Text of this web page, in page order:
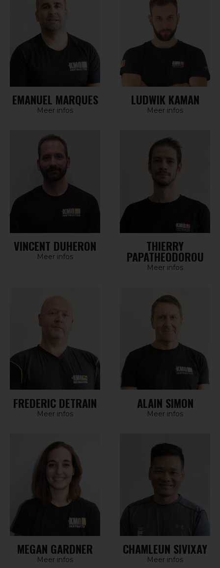
EMANUEL MARQUES
Meer infos
LUDWIK KAMAN
Meer infos
VINCENT DUHERON
Meer infos
THIERRY
PAPATHEODOROU
Meer infos
FREDERIC DETRAIN
Meer infos
ALAIN SIMON
Meer infos
MEGAN GARDNER
Meer infos
CHAMLEUN SIVIXAY
Meer infos